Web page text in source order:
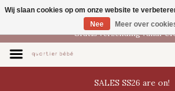
NL
Gratis verzending vanaf
SALES SS26 are on!
Wij slaan cookies op om onze website te
Nee
Meer over